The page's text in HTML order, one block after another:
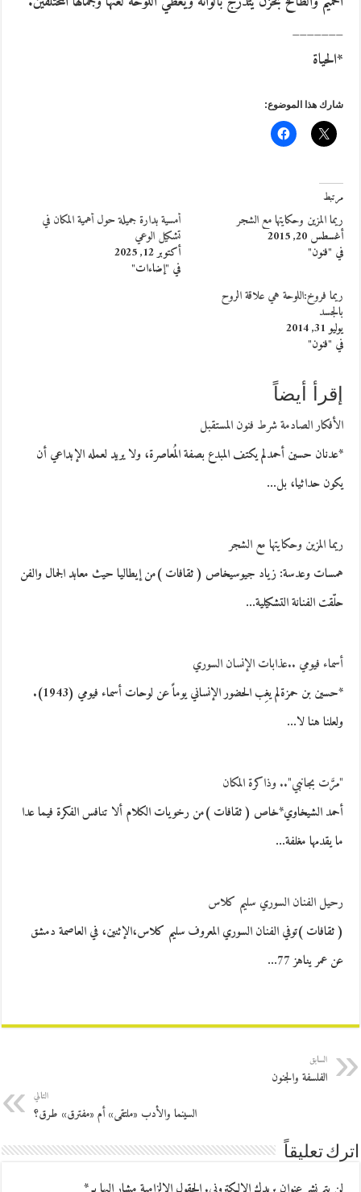
_______
*الحياة
شارك هذا الموضوع:
مرتبط
ريما المزين وحكايتها مع الشجر
أغسطس 20, 2015
في "فنون"
أمسية بدارة جميلة حول أهمية المكان في
تشكيل الوعي
أكتوبر 12, 2025
في "إضاءات"
ريما فروخ:اللوحة هي علاقة الروح
بالجسد
يوليو 31, 2014
في "فنون"
إقرأ أيضاً
الأفكار الصادمة شرط فنون المستقبل
*عدنان حسين أحمدلم يكتف المبدع بصفة المُعاصرة، ولا يريد لعمله الإبداعي أن
يكون حداثيا، بل…
ريما المزين وحكايتها مع الشجر
همسات وعدسة: زياد جيوسيخاص ( ثقافات )من إيطاليا حيث معابد الجمال والفن
حلّقت الفنانة التشكيلية…
أسماء فيومي ..عذابات الإنسان السوري
*حسين بن حمزةلم يغِب الحضور الإنساني يوماً عن لوحات أسماء فيومي (1943).
ولعلنا هنا لا…
"مرَّت بجانبي".. وذاكرة المكان
أحمد الشيخاوي*خاص ( ثقافات )من رخويات الكلام ألا تنافس الفكرة فيما عدا
ما يقدمها مغلفة…
رحيل الفنان السوري سليم كلاس
( ثقافات )توفي الفنان السوري المعروف سليم كلاس،الإثنين، في العاصمة دمشق
عن عمر يناهز 77…
السابق
الفلسفة والجنون
التالي
السينما والأدب «ملتقى» أم «مفترق» طرق؟
اترك تعليقاً